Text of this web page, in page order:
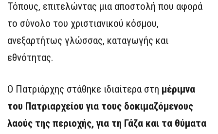
Τόπους, επιτελώντας μια αποστολή που αφορά
το σύνολο του χριστιανικού κόσμου,
ανεξαρτήτως γλώσσας, καταγωγής και
εθνότητας.
Ο Πατριάρχης στάθηκε ιδιαίτερα στη μέριμνα
του Πατριαρχείου για τους δοκιμαζόμενους
λαούς της περιοχής, για τη Γάζα και τα θύματα